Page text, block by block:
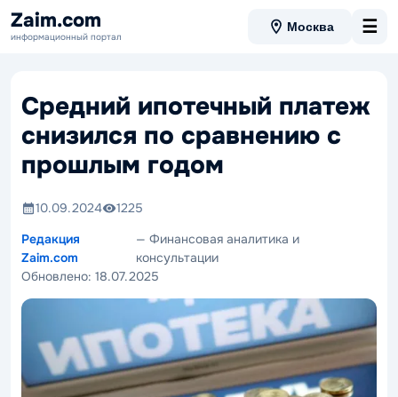
Zaim.com
информационный портал
Москва ☰
Средний ипотечный платеж
снизился по сравнению с
прошлым годом
10.09.2024
1225
Редакция
Zaim.com
— Финансовая аналитика и
консультации
Обновлено: 18.07.2025